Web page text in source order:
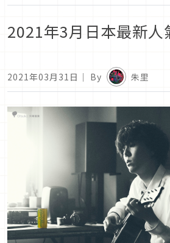
2021年3月日本最新人
2021年03月31日 ｜ By 朱里